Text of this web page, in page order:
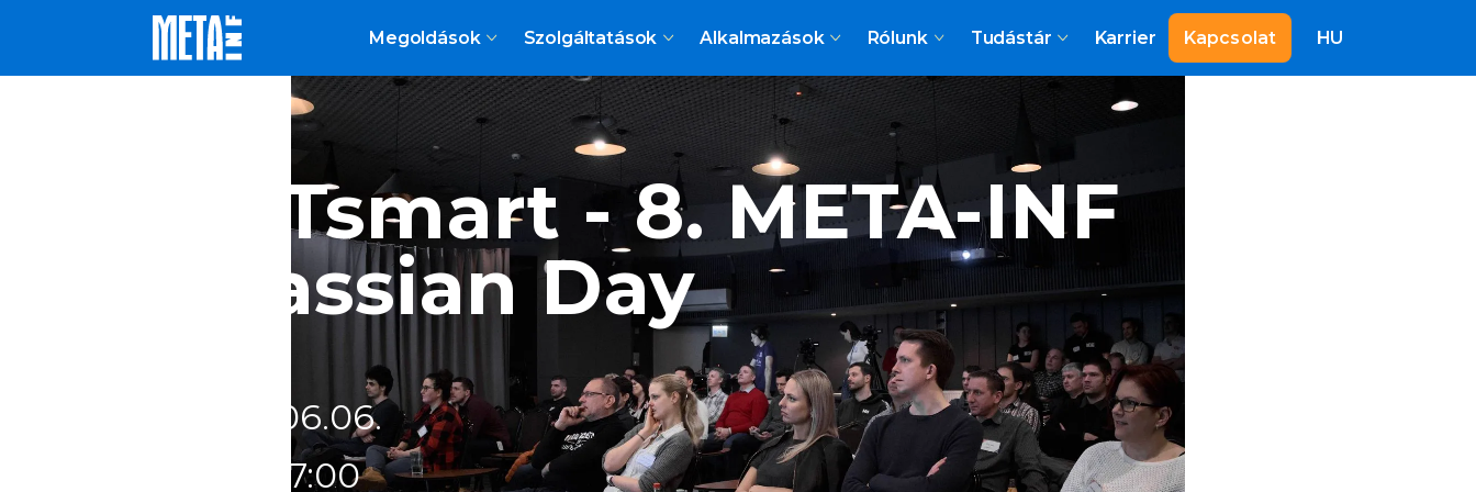
Megoldások Szolgáltatások Alkalmazások Rólunk Tudástár Karrier Kapcsolat HU
doITsmart - 8. META-INF
Atlassian Day
06.06.
17:00